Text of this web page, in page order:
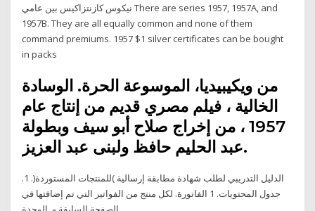
نيكوس كازنتزاكيس بين عامي There are series 1957, 1957A, and
1957B. They are all equally common and none of them
command premiums. 1957 $1 silver certificates can be bought
in packs
من ويكيبيديا، الموسوعة الحرة. الوسادة
الخالية ، فيلم مصري قديم من إنتاج عام
1957 ، من إخراج صلاح أبو سيف وبطولة
عبد الحليم حافظ ولبنى عبد العزيز.
الدليل التدريبي لطلب شهادة مطابقة إرسالية )للمنتجات المستوردة(. 1.
جدول المحتويات. 1 الفاتورة. لكل منتج من الفواتير التي تم إضافتها في